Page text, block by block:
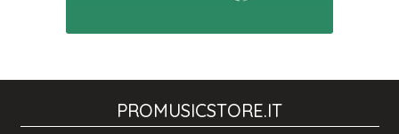
PROMUSICSTORE.IT